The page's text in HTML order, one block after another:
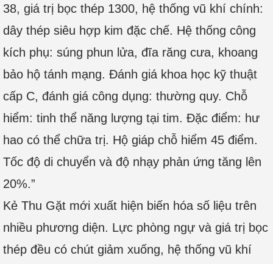
38, giá trị bọc thép 1300, hệ thống vũ khí chính:
dây thép siêu hợp kim đặc chế. Hệ thống công
kích phụ: súng phun lửa, đĩa răng cưa, khoang
bảo hộ tánh mạng. Đánh giá khoa học kỹ thuật
cấp C, đánh giá công dụng: thường quy. Chỗ
hiểm: tinh thể năng lượng tại tim. Đặc điểm: hư
hao có thể chữa trị. Hộ giáp chỗ hiểm 45 điểm.
Tốc độ di chuyển và độ nhạy phản ứng tăng lên
20%.”
Kẻ Thu Gặt mới xuất hiện biến hóa số liệu trên
nhiều phương diện. Lực phòng ngự và giá trị bọc
thép đều có chút giảm xuống, hệ thống vũ khí